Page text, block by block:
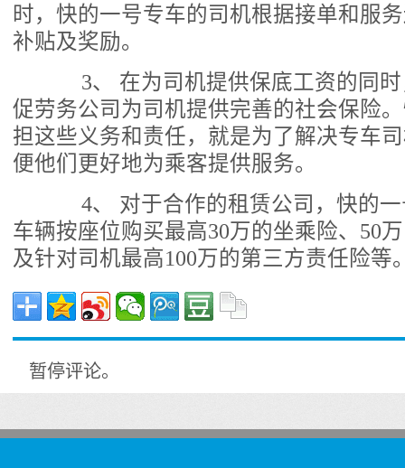
时，快的一号专车的司机根据接单和服
补贴及奖励。
3、 在为司机提供保底工资的同时
促劳务公司为司机提供完善的社会保险
担这些义务和责任，就是为了解决专车
便他们更好地为乘客提供服务。
4、 对于合作的租赁公司，快的一
车辆按座位购买最高30万的坐乘险、50
及针对司机最高100万的第三方责任险等
暂停评论。